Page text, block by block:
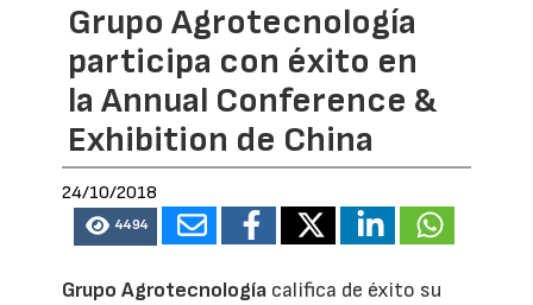
Grupo Agrotecnología
participa con éxito en
la Annual Conference &
Exhibition de China
24/10/2018
4494
Grupo Agrotecnología califica de éxito su